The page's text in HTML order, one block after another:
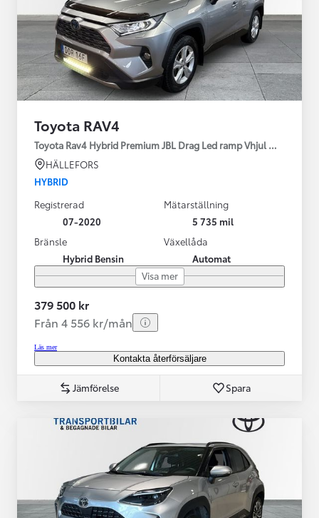
Toyota RAV4
Toyota Rav4 Hybrid Premium JBL Drag Led ramp Vhjul motorv
HÄLLEFORS
HYBRID
Registrerad
07-2020
Mätarställning
5 735 mil
Bränsle
Hybrid Bensin
Växellåda
Automat
Visa mer
379 500 kr
Från 4 556 kr/mån
Läs mer
Kontakta återförsäljare
Jämförelse Spara